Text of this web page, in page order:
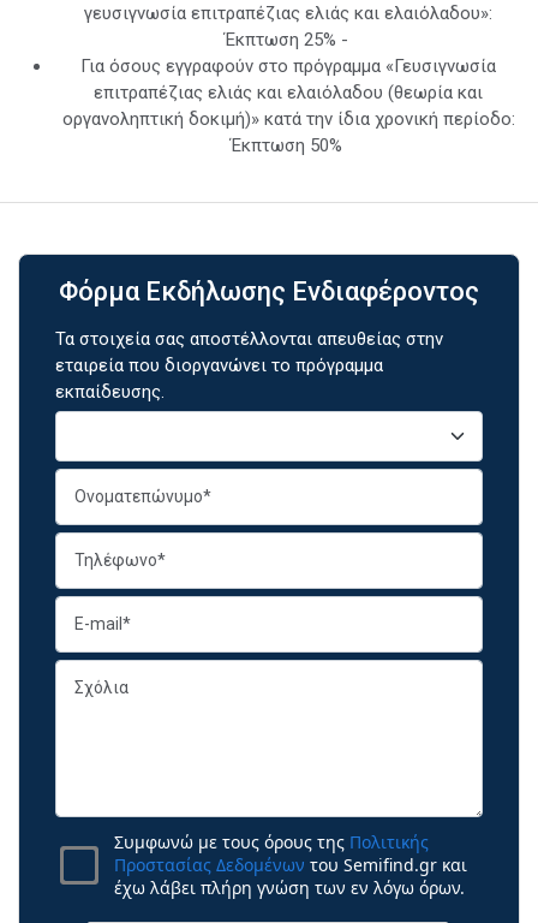
γευσιγνωσία επιτραπέζιας ελιάς και ελαιόλαδου»:
Έκπτωση 25% -
Για όσους εγγραφούν στο πρόγραμμα «Γευσιγνωσία
επιτραπέζιας ελιάς και ελαιόλαδου (θεωρία και
οργανοληπτική δοκιμή)» κατά την ίδια χρονική περίοδο:
Έκπτωση 50%
Φόρμα Εκδήλωσης Ενδιαφέροντος
Τα στοιχεία σας αποστέλλονται απευθείας στην
εταιρεία που διοργανώνει το πρόγραμμα
εκπαίδευσης.
Συμφωνώ με τους όρους της Πολιτικής
Προστασίας Δεδομένων του Semifind.gr και
έχω λάβει πλήρη γνώση των εν λόγω όρων.